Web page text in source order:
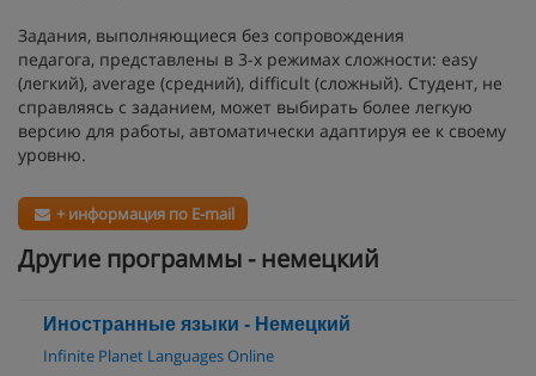
Задания, выполняющиеся без сопровождения
педагога, представлены в 3-х режимах сложности: easy
(легкий), average (средний), difficult (сложный). Студент, не
справляясь с заданием, может выбирать более легкую
версию для работы, автоматически адаптируя ее к своему
уровню.
+ информация по E-mail
Другие программы - немецкий
Иностранные языки - Немецкий
Infinite Planet Languages Online